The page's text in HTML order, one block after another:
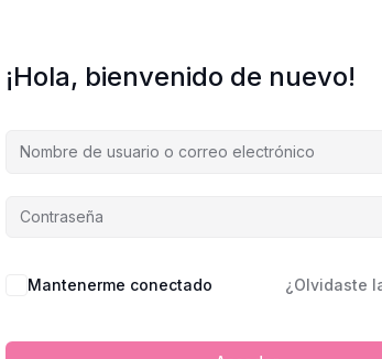
¡Hola, bienvenido de nuevo!
Mantenerme conectado ¿Olvidaste